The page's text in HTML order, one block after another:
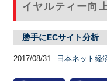
イヤルティー向
勝手にECサイト分析
2017/08/31 日本ネット経